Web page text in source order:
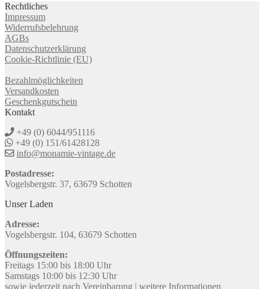
Rechtliches
Impressum
Widerrufsbelehrung
AGBs
Datenschutzerklärung
Cookie-Richtlinie (EU)
Bezahlmöglichkeiten
Versandkosten
Geschenkgutschein
Kontakt
+49 (0) 6044/951116
+49 (0) 151/61428128
info@monamie-vintage.de
Postadresse:
Vogelsbergstr. 37, 63679 Schotten
Unser Laden
Adresse:
Vogelsbergstr. 104, 63679 Schotten
Öffnungszeiten:
Freitags 15:00 bis 18:00 Uhr
Samstags 10:00 bis 12:30 Uhr
sowie jederzeit nach Vereinbarung | weitere Informationen